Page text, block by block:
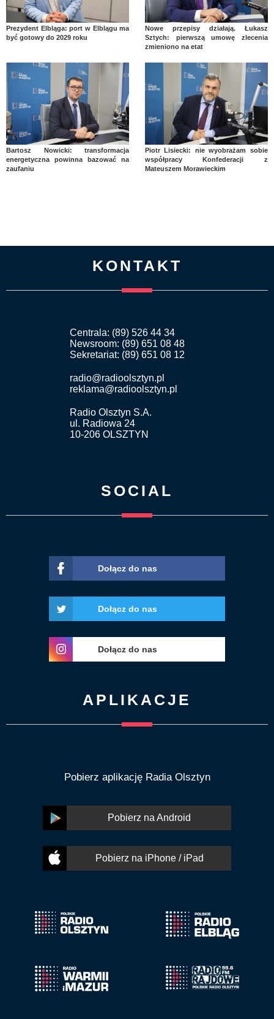
Prezydent Elbląga: port w Elblągu ma
być gotowy do 2029 roku
Nowe przepisy działają. Łukasz
Sztych: pierwszą umowę zlecenia
zmieniono na etat
Bartosz Nowicki: transformacja
energetyczna powinna bazować na
zaufaniu
Piotr Lisiecki: nie wyobrażam sobie
współpracy Konfederacji z
Mateuszem Morawieckim
KONTAKT
Centrala: (89) 526 44 34
Newsroom: (89) 651 08 48
Sekretariat: (89) 651 08 12
radio@radioolsztyn.pl
reklama@radioolsztyn.pl
Radio Olsztyn S.A.
ul. Radiowa 24
10-206 OLSZTYN
SOCIAL
Dołącz do nas
Dołącz do nas
Dołącz do nas
APLIKACJE
Pobierz aplikację Radia Olsztyn
Pobierz na Android
Pobierz na iPhone / iPad